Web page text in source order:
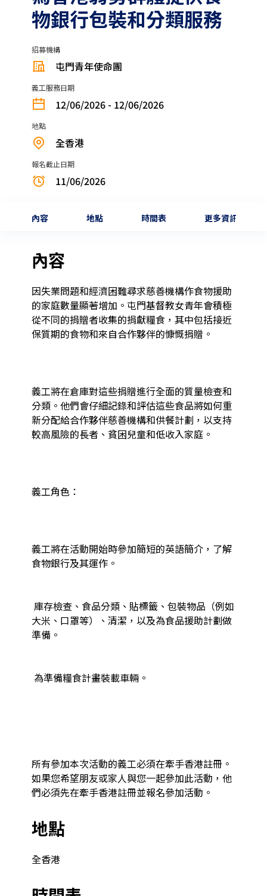
物銀行包裝和分類服務
招募機構
屯門青年使命團
義工服務日期
12/06/2026 - 12/06/2026
地點
全香港
報名截止日期
11/06/2026
內容 地點 時間表 更多資訊
內容
因失業問題和經濟困難尋求慈善機構作食物援助
的家庭數量顯著增加。屯門基督教女青年會積極
從不同的捐贈者收集的捐獻糧食，其中包括接近
保質期的食物和來自合作夥伴的慷慨捐贈。
義工將在倉庫對這些捐贈進行全面的質量檢查和
分類。他們會仔細記錄和評估這些食品將如何重
新分配給合作夥伴慈善機構和供餐計劃，以支持
較高風險的長者、貧困兒童和低收入家庭。
義工角色：
義工將在活動開始時參加簡短的英語簡介，了解
食物銀行及其運作。
大米、口罩等）、清潔，以及為食品援助計劃做
準備。
所有參加本次活動的義工必須在牽手香港註冊。
如果您希望朋友或家人與您一起參加此活動，他
們必須先在牽手香港註冊並報名參加活動。
地點
全香港